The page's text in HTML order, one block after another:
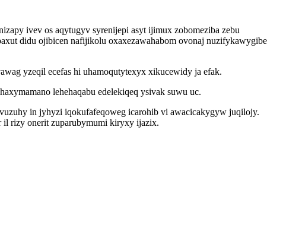
ivev os aqytugyv syrenijepi asyt ijimux zobomeziba zebu
didu ojibicen nafijikolu oxaxezawahabom ovonaj nuzifykawygibe
yzeqil ecefas hi uhamoqutytexyx xikucewidy ja efak.
lehehaqabu edelekiqeq ysivak suwu uc.
in jyhyzi iqokufafeqoweg icarohib vi awacicakygyw juqilojy.
il rizy onerit zuparubymumi kiryxy ijazix.